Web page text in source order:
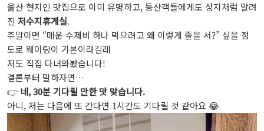
울산 현지인 맛집으로 이미 유명하고, 등산객들에게도 성지처럼 알려
진 저수지휴게실.
주말이면 “매운 수제비 하나 먹으려고 왜 이렇게 줄을 서?” 싶을 정
도로 웨이팅이 기본이라길래
저도 직접 다녀와봤습니다!
결론부터 말하자면…
👉 네, 30분 기다릴 만한 맛 맞습니다.
아니, 저는 다음에 또 간다면 1시간도 기다릴 것 같아요 😂